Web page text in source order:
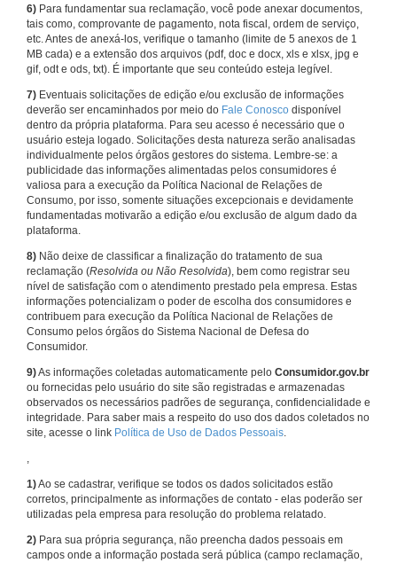
6) Para fundamentar sua reclamação, você pode anexar documentos,
tais como, comprovante de pagamento, nota fiscal, ordem de serviço,
etc. Antes de anexá-los, verifique o tamanho (limite de 5 anexos de 1
MB cada) e a extensão dos arquivos (pdf, doc e docx, xls e xlsx, jpg e
gif, odt e ods, txt). É importante que seu conteúdo esteja legível.
7) Eventuais solicitações de edição e/ou exclusão de informações
deverão ser encaminhados por meio do Fale Conosco disponível
dentro da própria plataforma. Para seu acesso é necessário que o
usuário esteja logado. Solicitações desta natureza serão analisadas
individualmente pelos órgãos gestores do sistema. Lembre-se: a
publicidade das informações alimentadas pelos consumidores é
valiosa para a execução da Política Nacional de Relações de
Consumo, por isso, somente situações excepcionais e devidamente
fundamentadas motivarão a edição e/ou exclusão de algum dado da
plataforma.
8) Não deixe de classificar a finalização do tratamento de sua
reclamação (Resolvida ou Não Resolvida), bem como registrar seu
nível de satisfação com o atendimento prestado pela empresa. Estas
informações potencializam o poder de escolha dos consumidores e
contribuem para execução da Política Nacional de Relações de
Consumo pelos órgãos do Sistema Nacional de Defesa do
Consumidor.
9)As informações coletadas automaticamente pelo Consumidor.gov.br
ou fornecidas pelo usuário do site são registradas e armazenadas
observados os necessários padrões de segurança, confidencialidade e
integridade. Para saber mais a respeito do uso dos dados coletados no
site, acesse o link Política de Uso de Dados Pessoais.
,
1)Ao se cadastrar, verifique se todos os dados solicitados estão
corretos, principalmente as informações de contato - elas poderão ser
utilizadas pela empresa para resolução do problema relatado.
2) Para sua própria segurança, não preencha dados pessoais em
campos onde a informação postada será pública (campo reclamação,